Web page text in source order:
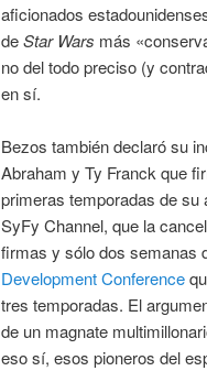
aficionados
deStar Wars más
no del todo preciso (y
en sí.
Bezos también declaró su
Abraham y Ty Franck que
primeras temporadas de su
SyFy Channel, que la
firmas y sólo dos semanas
Development Conference
tres temporadas. El
de un magnate
eso sí, esos pioneros del